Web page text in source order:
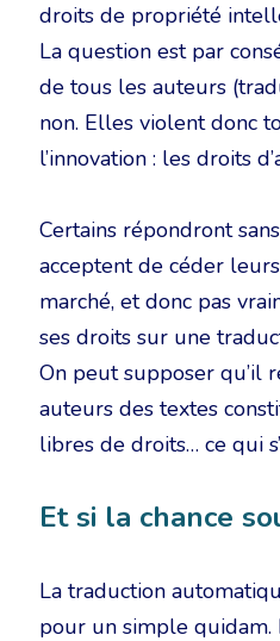
droits de propriété
La question est par
de tous les auteurs
non. Elles violent donc
l’innovation : les droits
Certains répondront
acceptent de céder
marché, et donc pas
ses droits sur une
On peut supposer qu’il
auteurs des textes
libres de droits… ce qui
Et si la chance
La traduction
pour un simple quidam.